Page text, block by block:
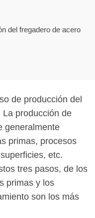
del fregadero de acero
de producción del
producción de
generalmente
primas, procesos
etc.
tres pasos, de los
primas y los
son los más